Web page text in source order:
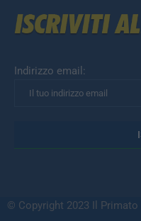
Indirizzo email:
© Copyright 2023 Il